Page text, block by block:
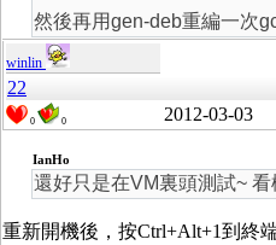
然後再用gen-deb重編一次
winlin
22
0 0 2012-03-03
IanHo
還好只是在VM裏頭測試~
重新開機後，按Ctrl+Alt+1到終